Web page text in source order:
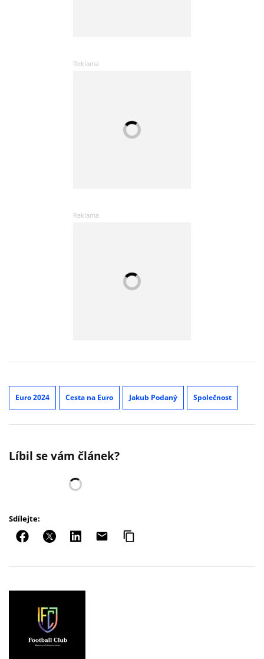
Euro 2024 Cesta na Euro Jakub Podaný Společnost
Líbil se vám článek?
Sdílejte: